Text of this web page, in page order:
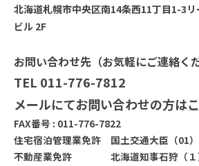
北海道札幌市中央区南14条西11丁目1-3
ビル 2F
お問い合わせ先（お気軽にご連絡くだ
TEL 011-776-7812
メールにてお問い合わせの方は
FAX番号 : 011-776-7822
住宅宿泊管理業免許 国土交通大臣（01
不動産業免許 北海道知事石狩（１